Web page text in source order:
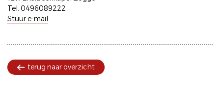
Tel. 0496089222
Stuur e-mail
terug naar overzicht